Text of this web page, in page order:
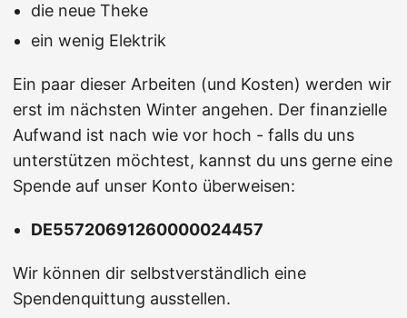
die neue Theke
ein wenig Elektrik
Ein paar dieser Arbeiten (und Kosten) werden wir
erst im nächsten Winter angehen. Der finanzielle
Aufwand ist nach wie vor hoch - falls du uns
unterstützen möchtest, kannst du uns gerne eine
Spende auf unser Konto überweisen:
DE55720691260000024457
Wir können dir selbstverständlich eine
Spendenquittung ausstellen.